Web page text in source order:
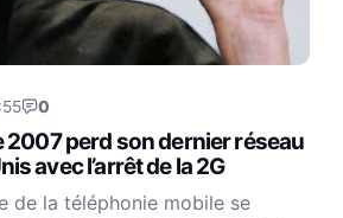
0
2007 perd son dernier réseau
avec l’arrêt de la 2G
de la téléphonie mobile se